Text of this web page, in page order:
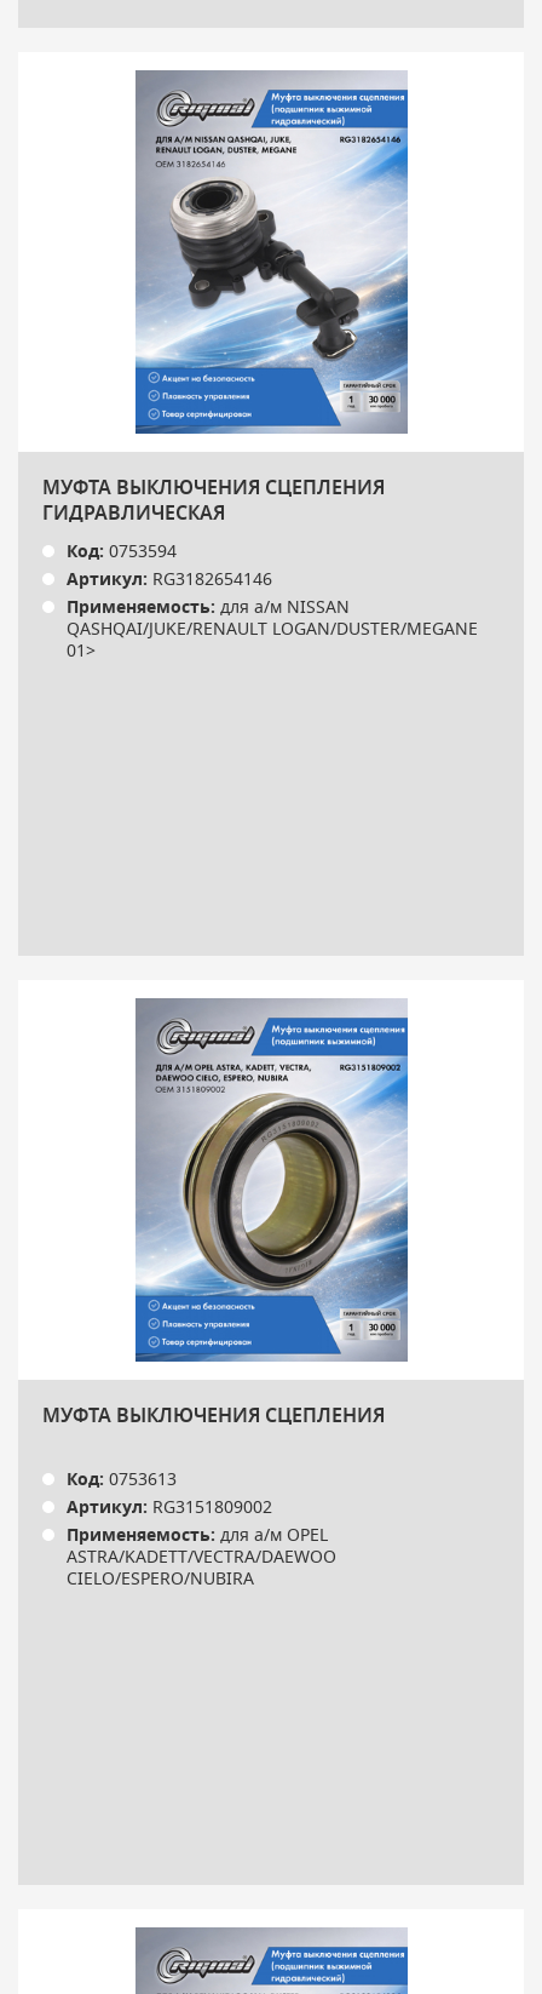
МУФТА ВЫКЛЮЧЕНИЯ СЦЕПЛЕНИЯ
ГИДРАВЛИЧЕСКАЯ
Код: 0753594
Артикул: RG3182654146
Применяемость: для а/м NISSAN
QASHQAI/JUKE/RENAULT LOGAN/DUSTER/MEGANE
01>
МУФТА ВЫКЛЮЧЕНИЯ СЦЕПЛЕНИЯ
Код: 0753613
Артикул: RG3151809002
Применяемость: для а/м OPEL
ASTRA/KADETT/VECTRA/DAEWOO
CIELO/ESPERO/NUBIRA